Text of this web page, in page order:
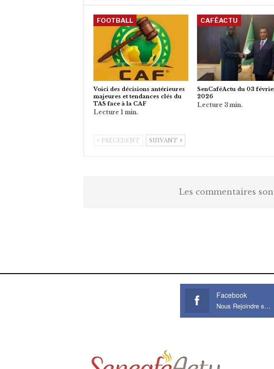
FOOTBALL
Voici des décisions antérieures
majeures et tendances clés du
TAS face à la CAF
CAFÉACTU
SenCaféActu du 03
2026
PRÉCÉDENT SUIVANT
Les commentaires
Facebook
Nous Rejoindre sur Facebook